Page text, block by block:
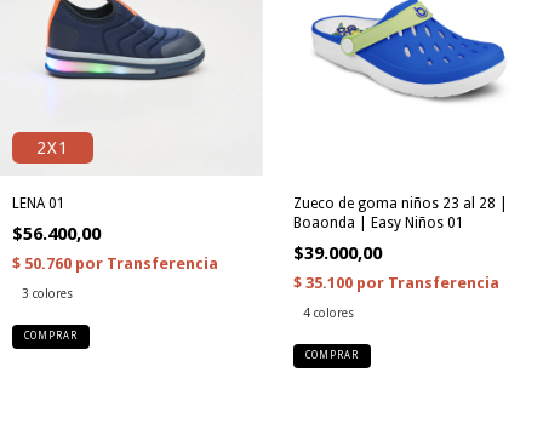
2X1
LENA 01
$56.400,00
3 colores
COMPRAR
Zueco de goma niños 23 al 28 |
Boaonda | Easy Niños 01
$39.000,00
4 colores
COMPRAR